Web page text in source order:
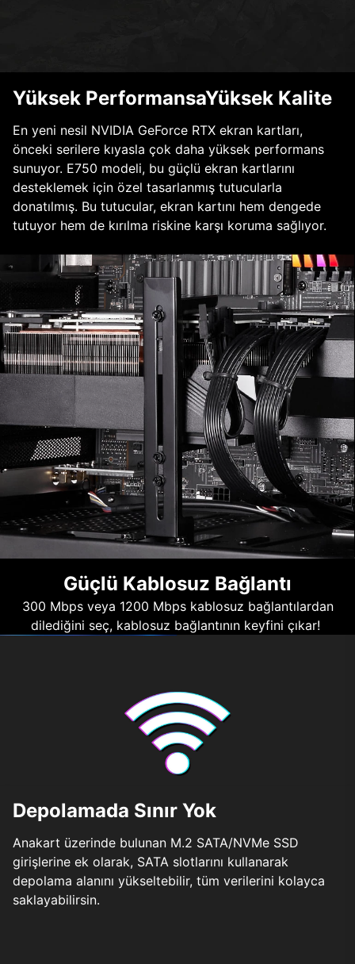
Yüksek PerformansaYüksek Kalite
En yeni nesil NVIDIA GeForce RTX ekran kartları,
önceki serilere kıyasla çok daha yüksek performans
sunuyor. E750 modeli, bu güçlü ekran kartlarını
desteklemek için özel tasarlanmış tutucularla
donatılmış. Bu tutucular, ekran kartını hem dengede
tutuyor hem de kırılma riskine karşı koruma sağlıyor.
Güçlü Kablosuz Bağlantı
300 Mbps veya 1200 Mbps kablosuz bağlantılardan
dilediğini seç, kablosuz bağlantının keyfini çıkar!
Depolamada Sınır Yok
Anakart üzerinde bulunan M.2 SATA/NVMe SSD
girişlerine ek olarak, SATA slotlarını kullanarak
depolama alanını yükseltebilir, tüm verilerini kolayca
saklayabilirsin.